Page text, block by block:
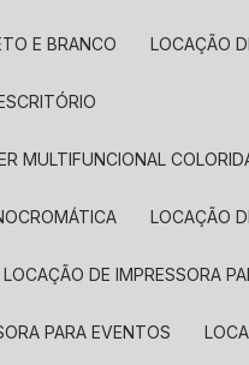
E BRANCO LOCAÇÃO
MULTIFUNCIONAL
LOCAÇÃO
LOCAÇÃO DE IMPRESSORA
PARA EVENTOS